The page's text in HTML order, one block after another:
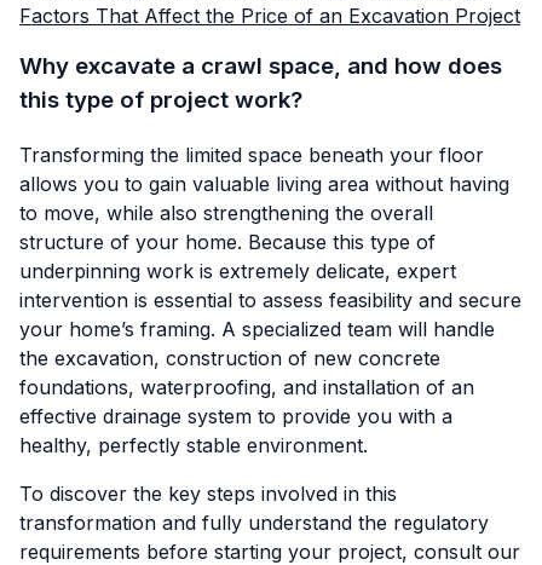
Factors That Affect the Price of an Excavation Project
Why excavate a crawl space, and how does
this type of project work?
Transforming the limited space beneath your floor
allows you to gain valuable living area without having
to move, while also strengthening the overall
structure of your home. Because this type of
underpinning work is extremely delicate, expert
intervention is essential to assess feasibility and secure
your home’s framing. A specialized team will handle
the excavation, construction of new concrete
foundations, waterproofing, and installation of an
effective drainage system to provide you with a
healthy, perfectly stable environment.
To discover the key steps involved in this
transformation and fully understand the regulatory
requirements before starting your project, consult our